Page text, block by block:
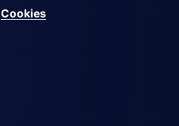
Cookies